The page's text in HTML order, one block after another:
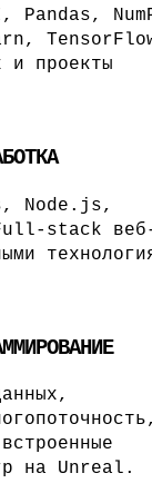
и проекты
Node.js,
stack
на Unreal.